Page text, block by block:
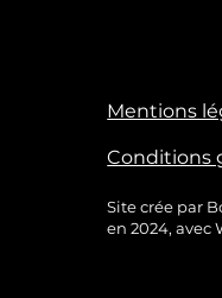
Mentions
Conditions
Site crée par
en 2024, avec